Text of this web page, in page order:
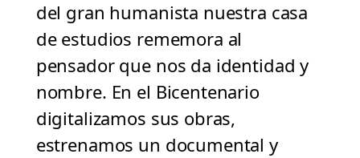
del gran humanista nuestra casa
de estudios rememora al
pensador que nos da identidad y
nombre. En el Bicentenario
digitalizamos sus obras,
estrenamos un documental y